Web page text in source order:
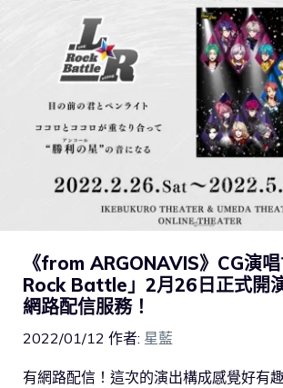
《from ARGONAVIS》CG演
Rock Battle」2月26日正式開
網路配信服務！
2022/01/12 作者: 星藍
有網路配信！這次的演出構成感覺好有